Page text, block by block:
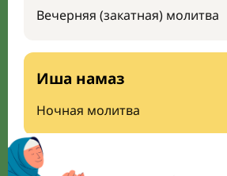
Вечерняя (закатная) молитва
Иша намаз
Ночная молитва